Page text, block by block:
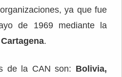
ya que fue
de 1969 mediante la
.
de la CAN son: Bolivia,